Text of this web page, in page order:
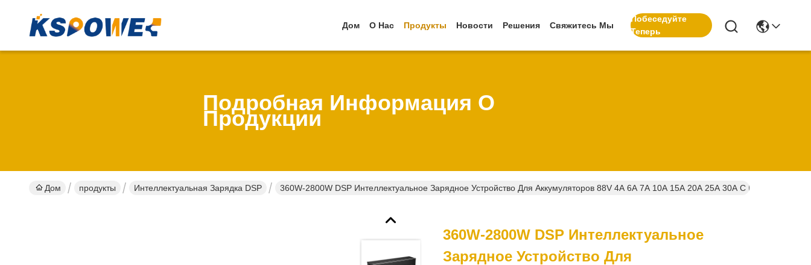
Дом О Нас Продукты Новости Решения Свяжитесь Мы
Побеседуйте
Теперь
Подробная Информация О
Продукции
Дом продукты Интеллектуальная Зарядка DSP 360W-2800W DSP Интеллектуальное Зарядное Устройство Для Аккумуляторов 88V 4A 6A 7A 10A 15A 20A 25A 30A С
360W-2800W DSP Интеллектуальное
Зарядное Устройство Для